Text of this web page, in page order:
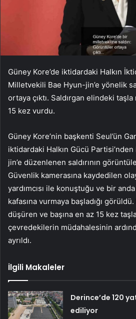
Güney Kore’de iktidardaki Halkın
Milletvekili Bae Hyun-jin’e yönelik
ortaya çıktı. Saldırgan elindeki
15 kez vurdu.
Güney Kore’nin başkenti Seul’ün
iktidardaki Halkın Gücü
jin’e düzenlenen saldırının
Güvenlik kamerasına kaydedilen
yardımcısı ile konuştuğu ve bir
kafasına vurmaya başladığı
düşüren ve başına en az 15 kez
çevredekilerin müdahalesinin
ayrıldı.
İlgili Makaleler
Derince’de 120
ediliyor